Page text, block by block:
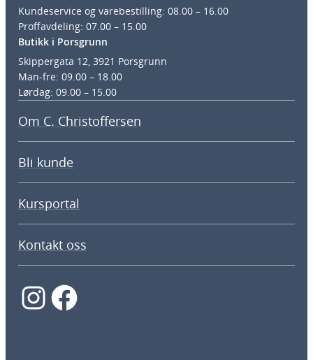
Kundeservice og varebestilling: 08.00 – 16.00
Proffavdeling: 07.00 – 15.00
Butikk i Porsgrunn
Skippergata 12, 3921 Porsgrunn
Man-fre: 09.00 – 18.00
Lørdag: 09.00 – 15.00
Om C. Christoffersen
Bli kunde
Kursportal
Kontakt oss
InstagramFacebook